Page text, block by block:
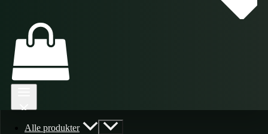
Alle produkter